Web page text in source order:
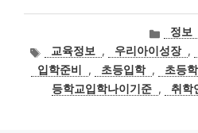
카
테
고
리
정보
태
그
교육정보 , 우리아이성장 ,
입학준비
, 초등입학 , 초등
등학교입학나이기준 , 취학